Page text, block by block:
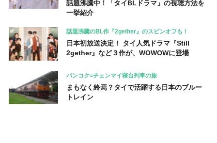
話題沸騰中！「タイBLドラマ」の視聴方法を
一挙紹介
話題沸騰のBL作『2gether』のスピンオフも！
日本初放送決定！ タイ人気ドラマ『Still
2gether』など３作が、WOWOWに登場
バンコク=チェンマイ寝台列車の旅
まもなく終焉？タイで活躍する日本のブルー
トレイン